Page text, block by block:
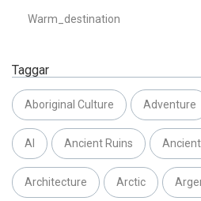
Warm_destination
Taggar
Aboriginal Culture Adventure
AI Ancient Ruins
Architecture Arctic